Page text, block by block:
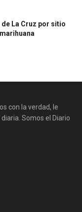
La Cruz por sitio
con la verdad, le
Somos el Diario